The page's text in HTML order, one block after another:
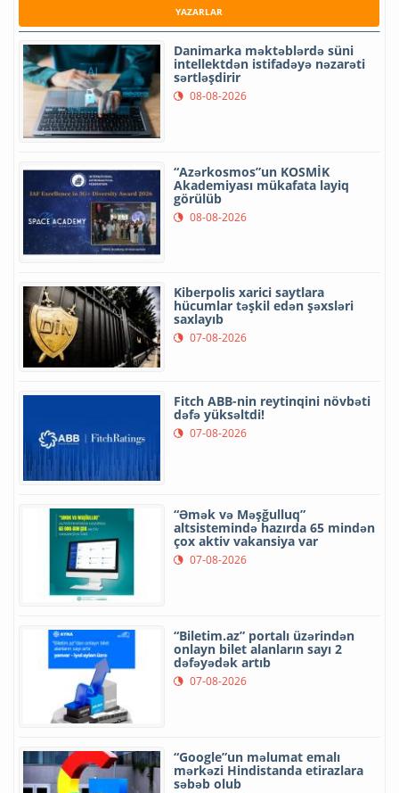
YAZARLAR
Danimarka məktəblərdə süni
intellektdən istifadəyə nəzarəti
sərtləşdirir
08-08-2026
“Azərkosmos”un KOSMİK
Akademiyası mükafata layiq
görülüb
08-08-2026
Kiberpolis xarici saytlara
hücumlar təşkil edən şəxsləri
saxlayıb
07-08-2026
Fitch ABB-nin reytinqini növbəti
dəfə yüksəltdi!
07-08-2026
“Əmək və Məşğulluq”
altsistemində hazırda 65 mindən
çox aktiv vakansiya var
07-08-2026
“Biletim.az” portalı üzərindən
onlayn bilet alanların sayı 2
dəfəyədək artıb
07-08-2026
“Google”un məlumat emalı
mərkəzi Hindistanda etirazlara
səbəb olub